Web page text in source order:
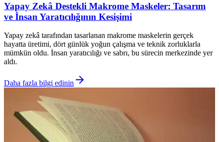
Yapay Zekâ Destekli Makrome Maskeler: Tasarım
ve İnsan Yaratıcılığının Kesişimi
Yapay zekâ tarafından tasarlanan makrome maskelerin gerçek
hayatta üretimi, dört günlük yoğun çalışma ve teknik zorluklarla
mümkün oldu. İnsan yaratıcılığı ve sabrı, bu sürecin merkezinde yer
aldı.
Daha fazla bilgi edinin